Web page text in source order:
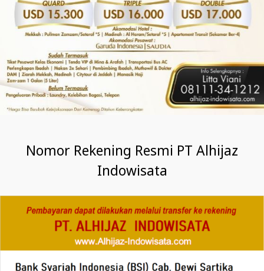
Nomor Rekening Resmi PT Alhijaz
Indowisata